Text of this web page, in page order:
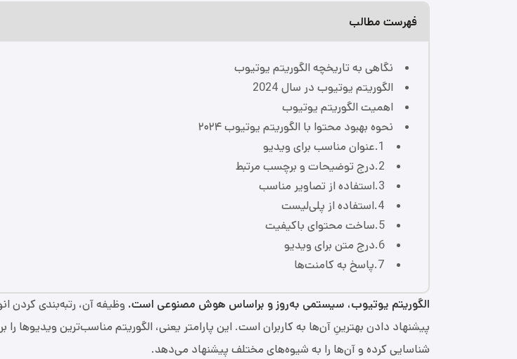
فهرست مطالب
نگاهی به تاریخچه‌ الگوریتم یوتیوب
الگوریتم یوتیوب در سال 2024
اهمیت الگوریتم یوتیوب
نحوه بهبود محتوا با الگوریتم یوتیوب ۲۰۲۴
1.عنوان مناسب برای ویدیو
2.درج توضیحات و برچسب‌ مرتبط
3.استفاده از تصاویر مناسب
4.استفاده از پلی‌لیست
5.ساخت محتوای باکیفیت
6.درج متن برای ویدیو
7.پاسخ به کامنت‌ها
الگوریتم یوتیوب، سیستمی به‌روز و براساس هوش مصنوعی است. وظیفه آن، رتبه‌بندی کردن
پیشنهاد دادن بهترینِ آن‌ها به کاربران است. این پارامتر یعنی، الگوریتم مناسب‌ترین ویدیوها را
شناسایی کرده و آن‌ها را به شیوه‌های مختلف پیشنهاد می‌دهد.